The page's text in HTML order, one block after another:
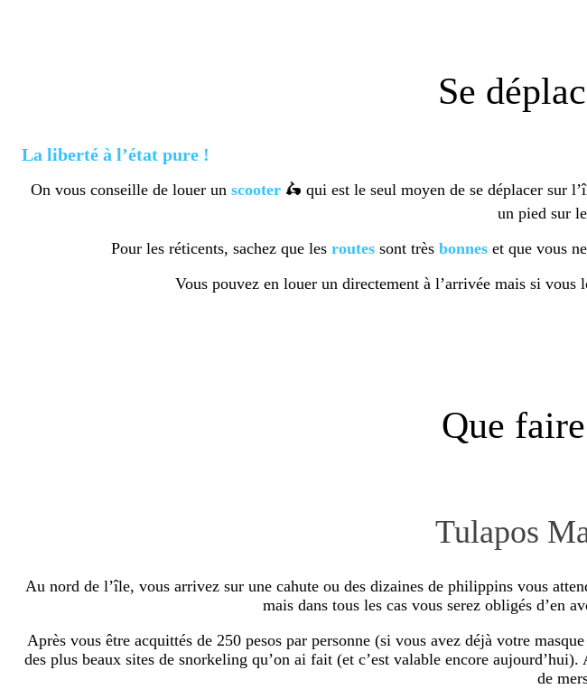
Se
La liberté à l’état pure !
On vous conseille de louer un scooter🛵 qui est le seul moyen de se déplacer sur
un pied sur
Pour les réticents, sachez que les routes sont très bonnes et que vous
Vous pouvez en louer un directement à l’arrivée mais si vous
Que
Tulapos
Au nord de l’île, vous arrivez sur une cahute ou des dizaines de philippins vous
mais dans tous les cas vous serez obligés d’en
Après vous être acquittés de 250 pesos par personne (si vous avez déjà votre
des plus beaux sites de snorkeling qu’on ai fait (et c’est valable encore
de